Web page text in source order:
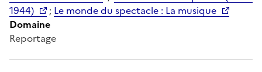
1944)
; Le monde du spectacle : La musique
Domaine
Reportage